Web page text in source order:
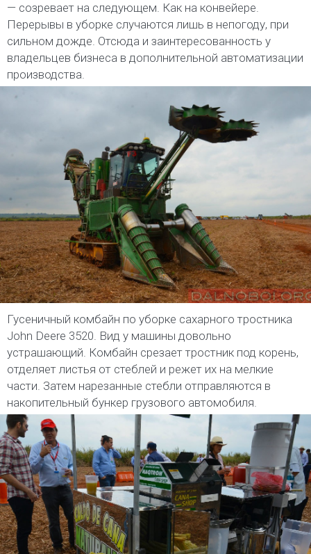
— созревает на следующем. Как на конвейере.
Перерывы в уборке случаются лишь в непогоду, при
сильном дожде. Отсюда и заинтересованность у
владельцев бизнеса в дополнительной автоматизации
производства.
Гусеничный комбайн по уборке сахарного тростника
John Deere 3520. Вид у машины довольно
устрашающий. Комбайн срезает тростник под корень,
отделяет листья от стеблей и режет их на мелкие
части. Затем нарезанные стебли отправляются в
накопительный бункер грузового автомобиля.